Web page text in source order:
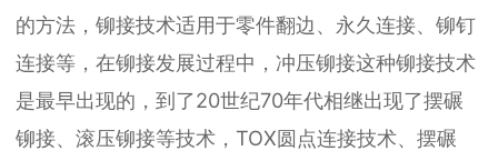
的方法，铆接技术适用于零件翻边、永久连接、铆钉
连接等，在铆接发展过程中，冲压铆接这种铆接技术
是最早出现的，到了20世纪70年代相继出现了摆碾
铆接、滚压铆接等技术，TOX圆点连接技术、摆碾